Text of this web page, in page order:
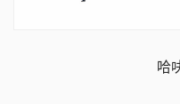
哈